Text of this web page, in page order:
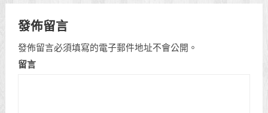
發佈留言
發佈留言必須填寫的電子郵件地址不會公開。
留言